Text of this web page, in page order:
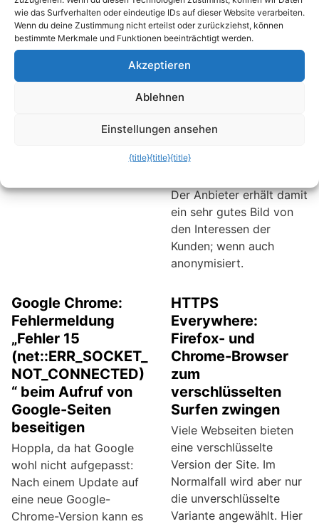
Schnüffelei bestätigt
haben.
kleine Dateien, die vom
Webseitenbetreiber auf
dem Rechner
der Shopbetreiber
wiedererkennen und
Artikel wie oft und wie
Der Anbieter erhält damit
ein sehr gutes Bild von
den Interessen der
Kunden; wenn auch
anonymisiert.
Google Chrome:
Fehlermeldung
„Fehler 15
(net::ERR_SOCKET_
NOT_CONNECTED)
“ beim Aufruf von
Google-Seiten
beseitigen
Hoppla, da hat Google
wohl nicht aufgepasst:
Nach einem Update auf
eine neue Google-
Chrome-Version kann es
HTTPS
Everywhere:
Firefox- und
Chrome-Browser
zum
verschlüsselten
Surfen zwingen
Viele Webseiten bieten
eine verschlüsselte
Version der Site. Im
Normalfall wird aber nur
die unverschlüsselte
Variante angewählt. Hier
wie das Surfverhalten oder eindeutige IDs auf dieser Website verarbeiten.
Wenn du deine Zustimmung nicht erteilst oder zurückziehst, können
bestimmte Merkmale und Funktionen beeinträchtigt werden.
Akzeptieren
Ablehnen
Einstellungen ansehen
{title}{title}{title}